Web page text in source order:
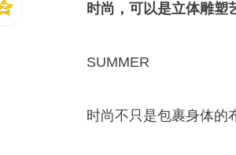
时尚，可以是立体雕塑
SUMMER
时尚不只是包裹身体的